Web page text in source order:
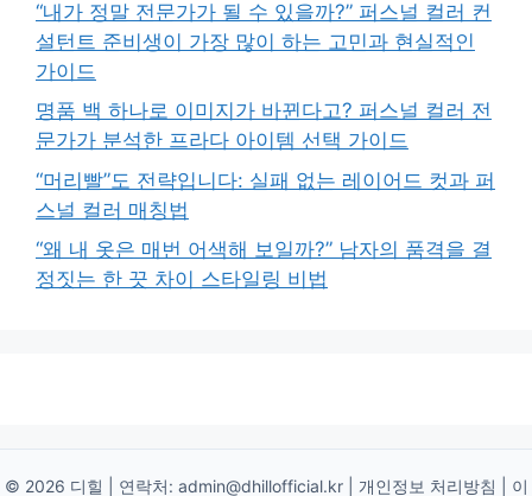
“내가 정말 전문가가 될 수 있을까?” 퍼스널 컬러 컨
설턴트 준비생이 가장 많이 하는 고민과 현실적인
가이드
명품 백 하나로 이미지가 바뀐다고? 퍼스널 컬러 전
문가가 분석한 프라다 아이템 선택 가이드
“머리빨”도 전략입니다: 실패 없는 레이어드 컷과 퍼
스널 컬러 매칭법
“왜 내 옷은 매번 어색해 보일까?” 남자의 품격을 결
정짓는 한 끗 차이 스타일링 비법
© 2026 디힐 | 연락처: admin@dhillofficial.kr| 개인정보 처리방침 이